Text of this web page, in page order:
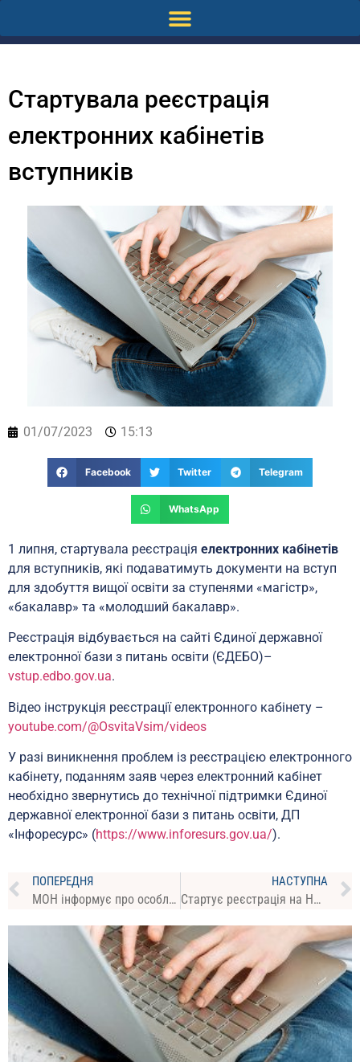
Стартувала реєстрація
електронних кабінетів
вступників
01/07/2023 15:13
Facebook Twitter Telegram
WhatsApp
1 липня, стартувала реєстрація електронних кабінетів
для вступників, які подаватимуть документи на вступ
для здобуття вищої освіти за ступенями «магістр»,
«бакалавр» та «молодший бакалавр».
Реєстрація відбувається на сайті Єдиної державної
електронної бази з питань освіти (ЄДЕБО)–
vstup.edbo.gov.ua.
Відео інструкція реєстрації електронного кабінету –
youtube.com/@OsvitaVsim/videos
У разі виникнення проблем із реєстрацією електронного
кабінету, поданням заяв через електронний кабінет
необхідно звернутись до технічної підтримки Єдиної
державної електронної бази з питань освіти, ДП
«Інфоресурс» (https://www.inforesurs.gov.ua/).
ПОПЕРЕДНЯ
МОН інформує про особливості реєстрації на НМТ в 2023 році
НАСТУПНА
Cтартує реєстрація на НМТ